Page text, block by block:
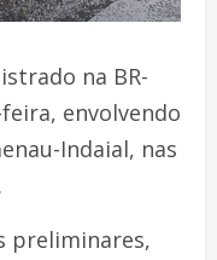
na BR-
envolvendo
Indaial, nas
preliminares,